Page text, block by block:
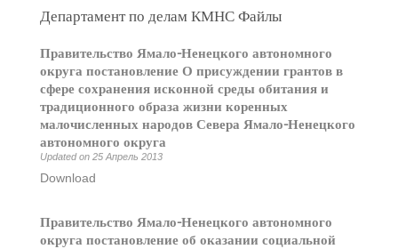
Департамент по делам КМНС Файлы
Правительство Ямало-Ненецкого автономного
округа постановление О присуждении грантов в
сфере сохранения исконной среды обитания и
традиционного образа жизни коренных
малочисленных народов Севера Ямало-Ненецкого
автономного округа
Updated on 25 Апрель 2013
Download
Правительство Ямало-Ненецкого автономного
округа постановление об оказании социальной